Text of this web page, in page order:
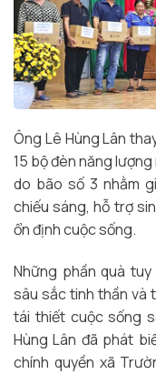
Ông Lê Hùng Lân
15 bộ đèn năng
do bão số 3 nhằm
chiếu sáng, hỗ trợ
ổn định cuộc sống.
Những phần quà
sâu sắc tinh thần và
tái thiết cuộc sống
Hùng Lân đã phát
chính quyền xã